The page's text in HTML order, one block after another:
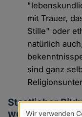
mit Trauer,
Stille" oder
natürlich
sind ganz
Staatlicher
Wir verwenden